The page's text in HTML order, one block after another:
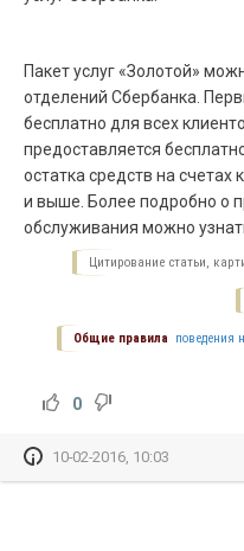
Пакет услуг «Золотой»
отделений Сбербанка.
бесплатно для всех
предоставляется
остатка средств на счетах
и выше. Более подробно о
обслуживания можно
Цитирование статьи,
Общие правила поведения
0
10-02-2016, 10:03